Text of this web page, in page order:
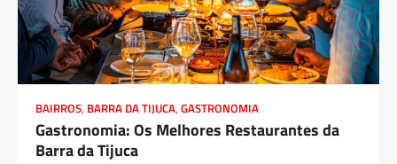
BAIRROS, BARRA DA TIJUCA, GASTRONOMIA
Gastronomia: Os Melhores Restaurantes da
Barra da Tijuca